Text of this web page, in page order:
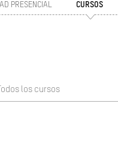
PRESENCIAL CURSOS
Todos los cursos